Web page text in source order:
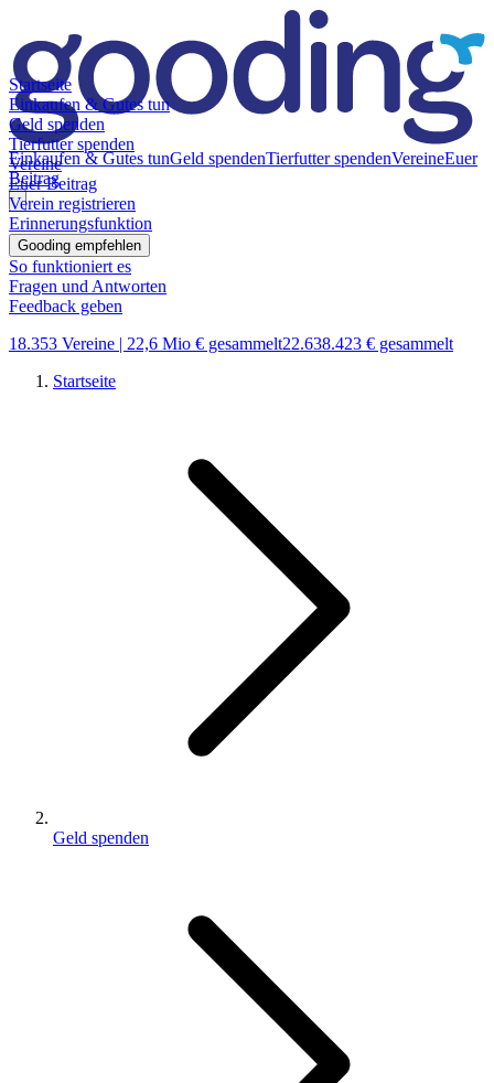
Einkaufen & Gutes tunGeld spendenTierfutter spendenVereineEuer
Beitrag
Startseite
Einkaufen & Gutes tun
Geld spenden
Tierfutter spenden
Vereine
Euer Beitrag
Verein registrieren
Erinnerungsfunktion
Gooding empfehlen
So funktioniert es
Fragen und Antworten
Feedback geben
18.353 Vereine | 22,6 Mio € gesammelt22.638.423 € gesammelt
Startseite
Geld spenden